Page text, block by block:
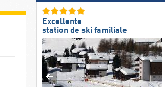
Excellente
station de ski familiale